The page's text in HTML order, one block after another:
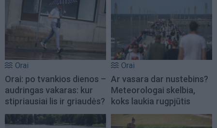
Orai
Orai: po tvankios dienos –
audringas vakaras: kur
stipriausiai lis ir griaudės?
Orai
Ar vasara dar nustebins?
Meteorologai skelbia,
koks laukia rugpjūtis